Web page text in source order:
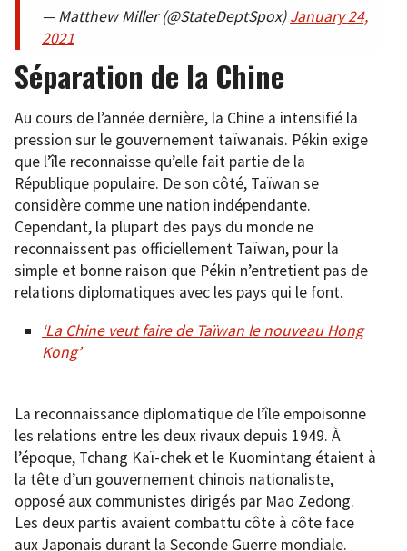
— Matthew Miller (@StateDeptSpox)January 24,
2021
Séparation de la Chine
Au cours de l’année dernière, la Chine a intensifié la
pression sur le gouvernement taïwanais. Pékin exige
que l’île reconnaisse qu’elle fait partie de la
République populaire. De son côté, Taïwan se
considère comme une nation indépendante.
Cependant, la plupart des pays du monde ne
reconnaissent pas officiellement Taïwan, pour la
simple et bonne raison que Pékin n’entretient pas de
relations diplomatiques avec les pays qui le font.
‘La Chine veut faire de Taïwan le nouveau Hong
Kong’
La reconnaissance diplomatique de l’île empoisonne
les relations entre les deux rivaux depuis 1949. À
l’époque, Tchang Kaï-chek et le Kuomintang étaient à
la tête d’un gouvernement chinois nationaliste,
opposé aux communistes dirigés par Mao Zedong.
Les deux partis avaient combattu côte à côte face
aux Japonais durant la Seconde Guerre mondiale.